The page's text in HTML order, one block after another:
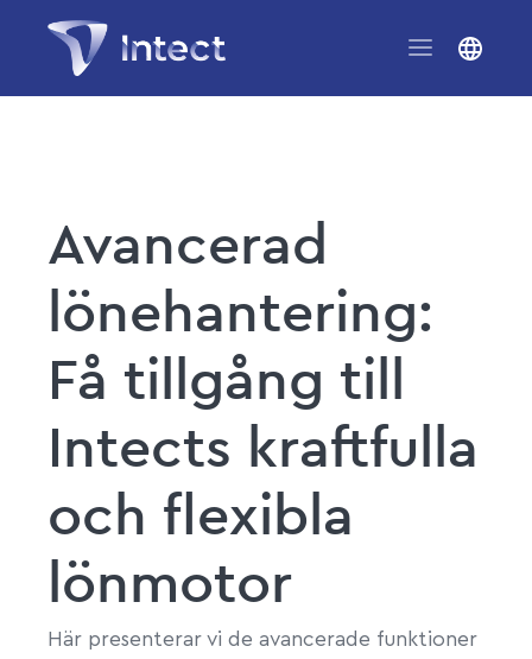
Avancerad
lönehantering:
Få tillgång till
Intects kraftfulla
och flexibla
lönmotor
Här presenterar vi de avancerade funktioner